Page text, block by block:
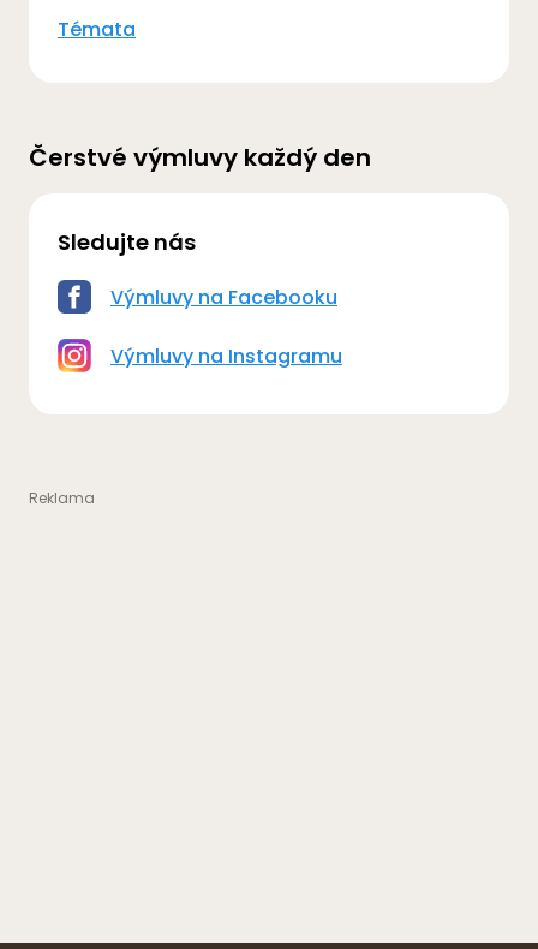
Témata
Čerstvé výmluvy každý den
Sledujte nás
Výmluvy na Facebooku
Výmluvy na Instagramu